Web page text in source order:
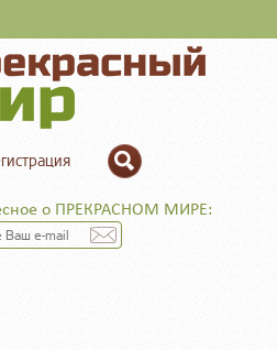
о ПРЕКРАСНОМ МИРЕ: